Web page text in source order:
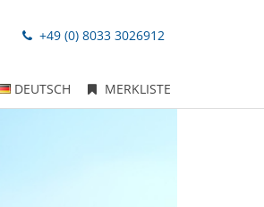
+49 (0) 8033 3026912
DEUTSCH MERKLISTE